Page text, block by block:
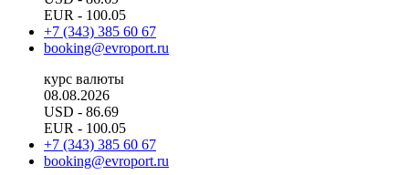
EUR - 100.05
+7 (343) 385 60 67
booking@evroport.ru
курс валюты
08.08.2026
USD - 86.69
EUR - 100.05
+7 (343) 385 60 67
booking@evroport.ru